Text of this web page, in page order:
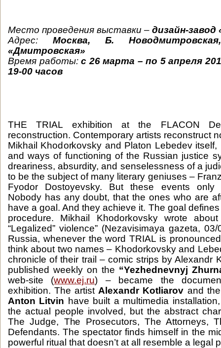
Место проведения выставки – дизайн-
Адрес: Москва, Б.
«Дмитровская»
Время работы:с 26 марта – по 5 апреля
19-00 часов
THE TRIAL exhibition at the FLACON
reconstruction. Contemporary artists reconstruct
Mikhail Khodorkovsky and Platon Lebedev
and ways of functioning of the Russian justice
dreariness, absurdity, and senselessness of a
to be the subject of many literary geniuses –
Fyodor Dostoyevsky. But these events only
Nobody has any doubt, that the ones who are
have a goal. And they achieve it. The goal
procedure. Mikhail Khodorkovsky wrote
“Legalized” violence” (Nezavisimaya gazeta,
Russia, whenever the word TRIAL is
think about two names – Khodorkovsky and
chronicle of their trail – comic strips by Alexandr
published weekly on the “Yezhednevnyj
web-site (www.ej.ru) – became the
exhibition. The artist Alexandr Kotliarov and
Anton Litvin have built a multimedia
the actual people involved, but the abstract
The Judge, The Prosecutors, The Attorneys,
Defendants. The spectator finds himself in the
powerful ritual that doesn’t at all resemble a